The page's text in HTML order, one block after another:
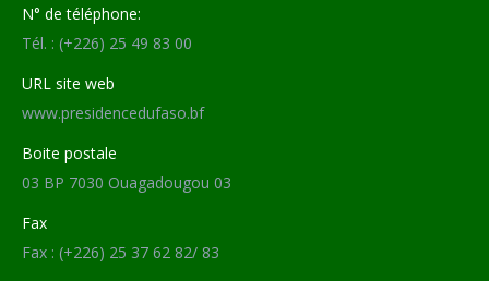
N° de téléphone:
Tél. : (+226) 25 49 83 00
URL site web
www.presidencedufaso.bf
Boite postale
03 BP 7030 Ouagadougou 03
Fax
Fax : (+226) 25 37 62 82/ 83